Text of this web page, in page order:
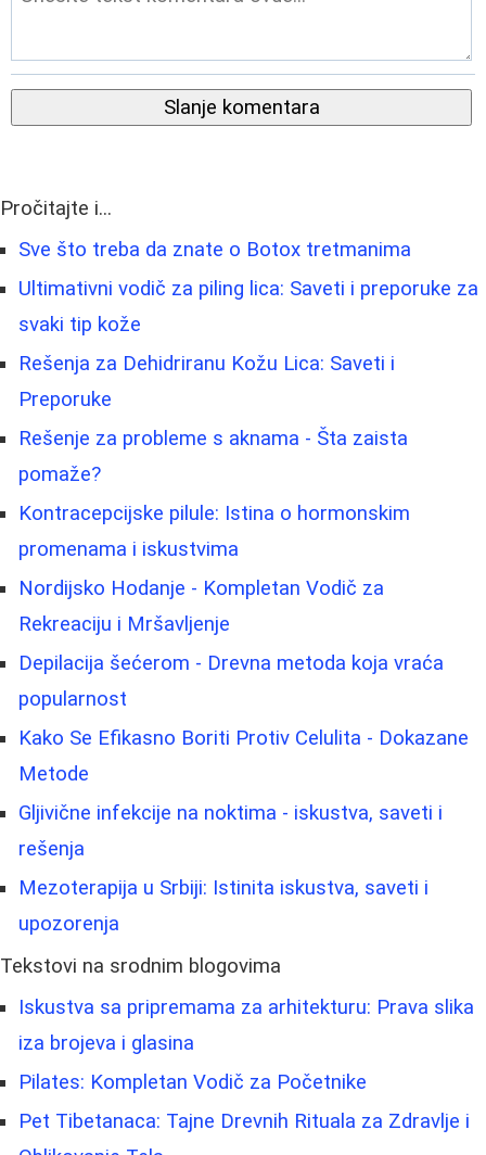
Slanje komentara
Pročitajte i...
Sve što treba da znate o Botox tretmanima
Ultimativni vodič za piling lica: Saveti i preporuke za
svaki tip kože
Rešenja za Dehidriranu Kožu Lica: Saveti i
Preporuke
Rešenje za probleme s aknama - Šta zaista
pomaže?
Kontracepcijske pilule: Istina o hormonskim
promenama i iskustvima
Nordijsko Hodanje - Kompletan Vodič za
Rekreaciju i Mršavljenje
Depilacija šećerom - Drevna metoda koja vraća
popularnost
Kako Se Efikasno Boriti Protiv Celulita - Dokazane
Metode
Gljivične infekcije na noktima - iskustva, saveti i
rešenja
Mezoterapija u Srbiji: Istinita iskustva, saveti i
upozorenja
Tekstovi na srodnim blogovima
Iskustva sa pripremama za arhitekturu: Prava slika
iza brojeva i glasina
Pilates: Kompletan Vodič za Početnike
Pet Tibetanaca: Tajne Drevnih Rituala za Zdravlje i